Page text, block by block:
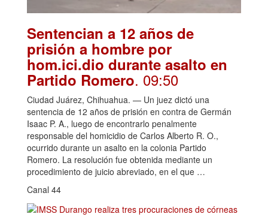
Sentencian a 12 años de
prisión a hombre por
hom.ici.dio durante asalto en
Partido Romero. 09:50
Ciudad Juárez, Chihuahua. — Un juez dictó una
sentencia de 12 años de prisión en contra de Germán
Isaac P. A., luego de encontrarlo penalmente
responsable del homicidio de Carlos Alberto R. O.,
ocurrido durante un asalto en la colonia Partido
Romero. La resolución fue obtenida mediante un
procedimiento de juicio abreviado, en el que …
Canal 44